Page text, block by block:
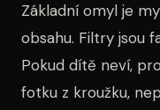
Základní omyl je
obsahu. Filtry jsou
Pokud dítě neví,
fotku z kroužku,